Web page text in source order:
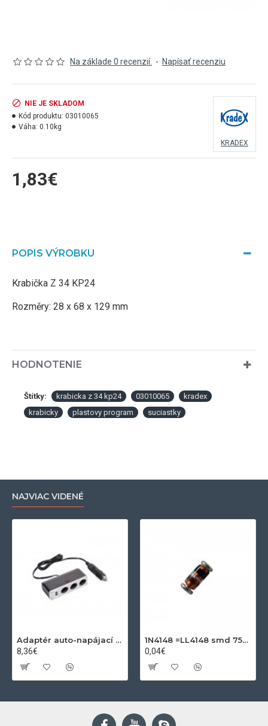
Na základe 0 recenzií. - Napísať recenziu
1,83€
NIE JE SKLADOM
Kód produktu: 03010065
Váha: 0.10kg
KRADEX
POPIS VÝROBKU
Krabička Z 34 KP24
Rozměry: 28 x 68 x 129 mm
HODNOTENIE
Štítky: krabicka z 34 kp24 03010065
kradex
krabicky
plastovy program suciastky
NAJVIAC VIDENÉ
Adaptér auto-napájací 1xkon./3x zdierka- 12/24V, USB 1000mA
8,36€
1N4148 =LL4148 smd 75V,0.15A SOD80C
0,04€